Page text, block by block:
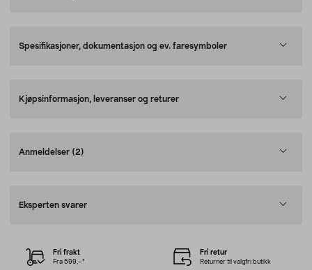
Spesifikasjoner, dokumentasjon og ev. faresymboler
Kjøpsinformasjon, leveranser og returer
Anmeldelser (2)
Eksperten svarer
Fri frakt
Fra 599,–*
Fri retur
Returner til valgfri butikk